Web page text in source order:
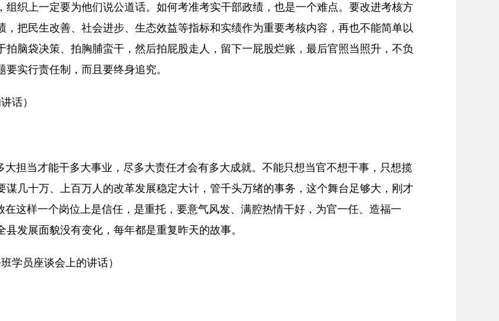
织上一定要为他们说公道话。如何考准考实干部政绩，也是一个难点。要改进考核方
把民生改善、社会进步、生态效益等指标和实绩作为重要考核内容，再也不能简单以
脑袋决策、拍胸脯蛮干，然后拍屁股走人，留下一屁股烂账，最后官照当照升，不负
实行责任制，而且要终身追究。
话）
大担当才能干多大事业，尽多大责任才会有多大成就。不能只想当官不想干事，只想揽
几十万、上百万人的改革发展稳定大计，管千头万绪的事务，这个舞台足够大，刚才
这样一个岗位上是信任，是重托，要意气风发、满腔热情干好，为官一任、造福一
发展面貌没有变化，每年都是重复昨天的故事。
学员座谈会上的讲话）